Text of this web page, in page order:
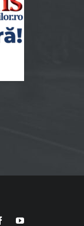
FacebookYouTube